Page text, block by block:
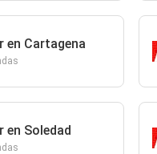
en Cartagena
en Soledad